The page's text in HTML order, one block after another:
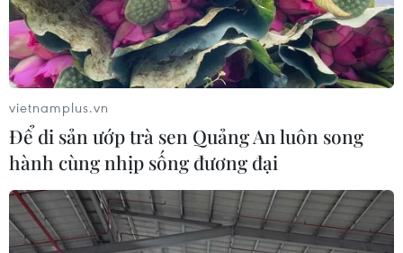
vietnamplus.vn
Để di sản ướp trà sen Quảng An luôn song
hành cùng nhịp sống đương đại